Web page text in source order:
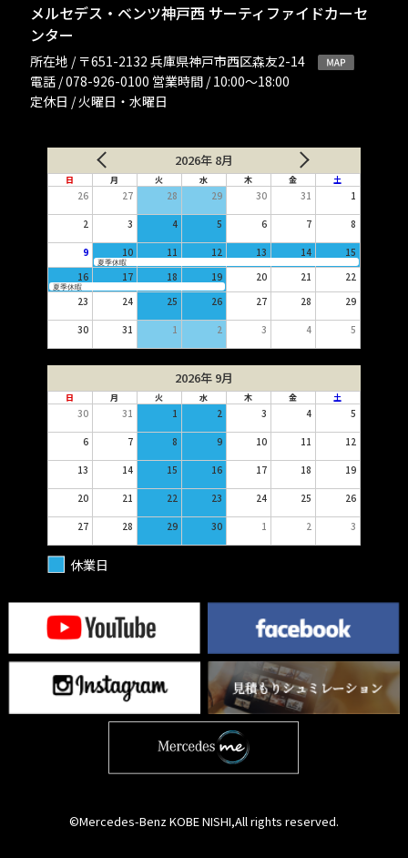
メルセデス・ベンツ神戸西 サーティファイドカーセ
ンター
所在地 / 〒651-2132 兵庫県神戸市西区森友2-14
電話 / 078-926-0100 営業時間 / 10:00〜18:00
定休日 / 火曜日・水曜日
2026年 8月
日 月 火 水 木 金 土
26 27 28 29 30 31 1
2 3 4 5 6 7 8
9 10 11 12 13 14 15
夏季休暇
16 17 18 19 20 21 22
夏季休暇
23 24 25 26 27 28 29
30 31 1 2 3 4 5
2026年 9月
日 月 火 水 木 金 土
30 31 1 2 3 4 5
6 7 8 9 10 11 12
13 14 15 16 17 18 19
20 21 22 23 24 25 26
27 28 29 30 1 2 3
休業日
©Mercedes-Benz KOBE NISHI,All rights reserved.